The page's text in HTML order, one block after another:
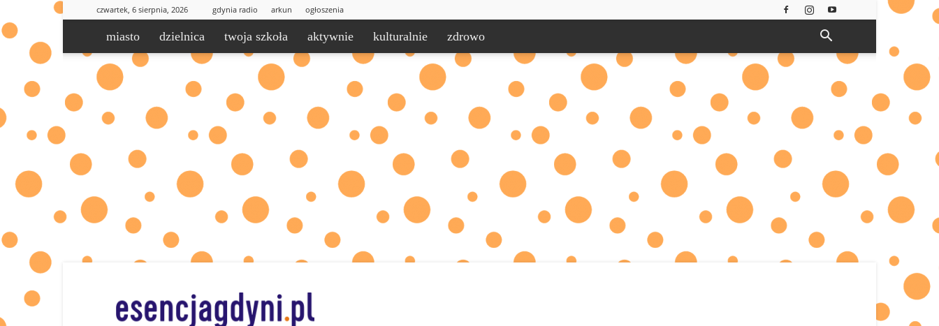
czwartek, 6 sierpnia, 2026 gdynia radio arkun ogłoszenia
miasto dzielnica twoja szkoła aktywnie kulturalnie zdrowo
|
informacje